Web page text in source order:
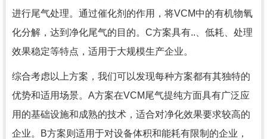
进行尾气处理。通过催化剂的作用，将VCM中的有机物氧
化分解，达到净化尾气的目的。C方案具有..、低耗、处理
效果稳定等特点，适用于大规模生产企业。
综合考虑以上方案，我们可以发现每种方案都有其独特的
优势和适用场景。A方案在VCM尾气提纯方面具有广泛应
用的基础设施和成熟的技术，适合对净化效果要求较高的
企业。B方案则适用于对设备体积和能耗有限制的企业，